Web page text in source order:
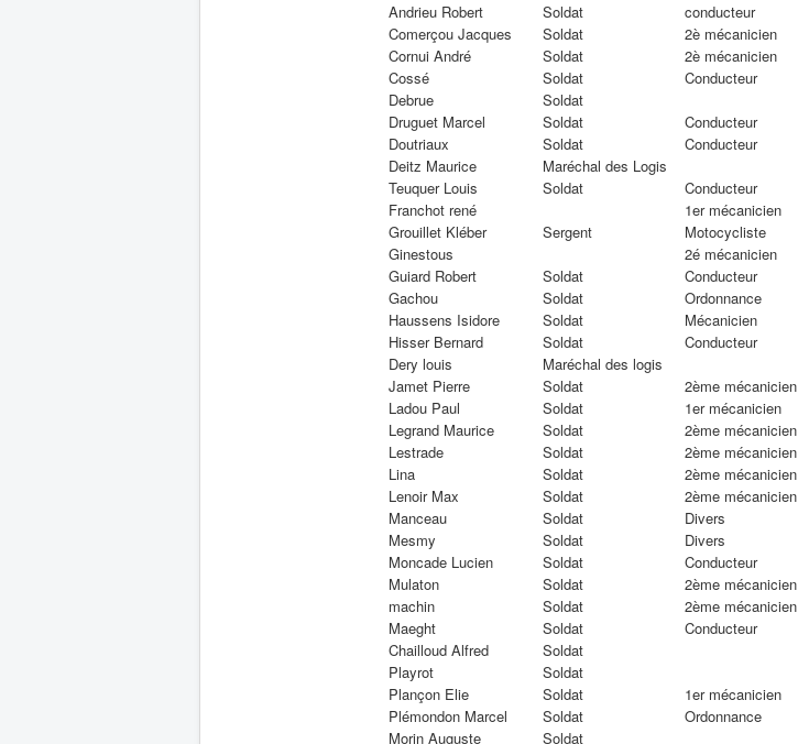
Andrieu Robert Soldat
conducteur
Comerçou Jacques
Soldat
2è mécanicien
Cornui André
Soldat
2è mécanicien
Cossé
Soldat
Conducteur
Debrue
Soldat
Druguet Marcel
Soldat
Conducteur
Doutriaux
Soldat
Conducteur
Deitz Maurice
Maréchal des Logis
Teuquer Louis
Soldat
Conducteur
Franchot rené
1er mécanicien
Grouillet Kléber
Sergent
Motocycliste
Ginestous
2é mécanicien
Guiard Robert
Soldat
Conducteur
Gachou
Soldat
Ordonnance
Haussens Isidore
Soldat
Mécanicien
Hisser Bernard
Soldat
Conducteur
Dery louis
Maréchal des logis
Jamet Pierre
Soldat
2ème mécanicien
Ladou Paul
Soldat
1er mécanicien
Legrand Maurice
Soldat
2ème mécanicien
Lestrade
Soldat
2ème mécanicien
Lina
Soldat
2ème mécanicien
Lenoir Max
Soldat
2ème mécanicien
Manceau
Soldat
Divers
Mesmy
Soldat
Divers
Moncade Lucien
Soldat
Conducteur
Mulaton
Soldat
2ème mécanicien
machin
Soldat
2ème mécanicien
Maeght
Soldat
Conducteur
Chailloud Alfred
Soldat
Playrot
Soldat
Plançon Elie
Soldat
1er mécanicien
Plémondon Marcel
Soldat
Ordonnance
Morin Auguste
Soldat